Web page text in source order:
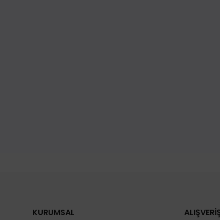
KURUMSAL